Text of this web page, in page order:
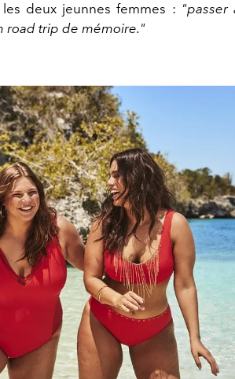
les deux jeunnes femmes : "passer
road trip de mémoire."